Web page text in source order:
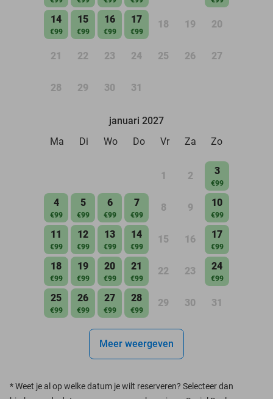
14
€99
15
€99
16
€99
17
€99
18 19 20
21 22 23 24 25 26 27
28 29 30 31
januari 2027
Ma
Di Wo Do Vr Za Zo
1 2 3
€99
4
€99
5
€99
6
€99
7
€99
8 9 10
€99
11
€99
12
€99
13
€99
14
€99
15 16 17
€99
18
€99
19
€99
20
€99
21
€99
22 23 24
€99
25
€99
26
€99
27
€99
28
€99
29 30 31
Meer weergeven
*Weet je al op welke datum je wilt reserveren? Selecteer dan